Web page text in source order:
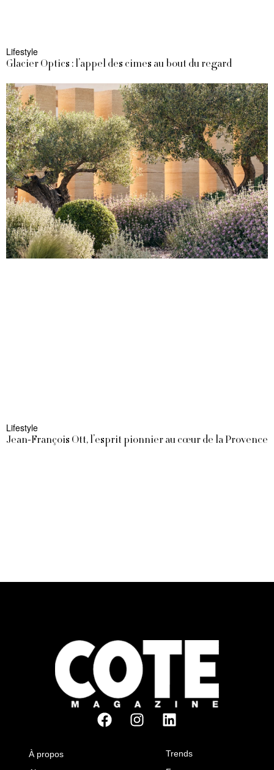
Lifestyle
Glacier Optics : l’appel des cimes au bout du regard
Lifestyle
Jean-François Ott, l’esprit pionnier au cœur de la Provence
À propos
Trends